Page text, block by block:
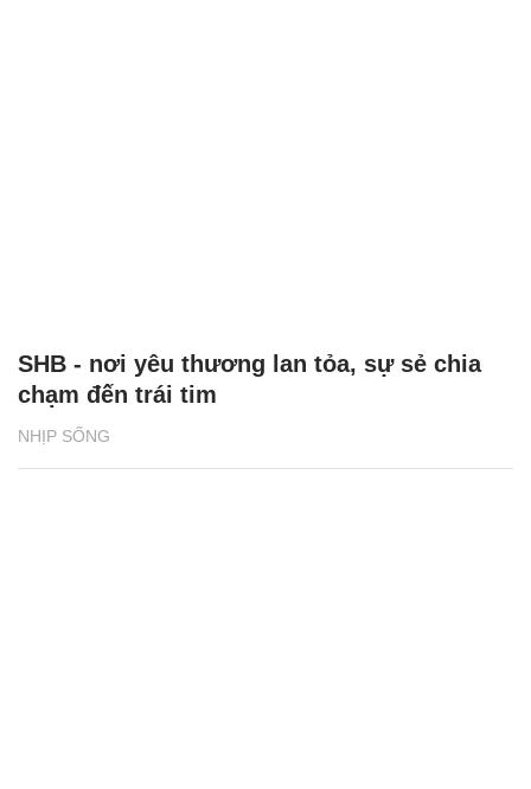
NHỊP SỐNG
SHB - nơi yêu thương lan tỏa, sự sẻ chia
chạm đến trái tim